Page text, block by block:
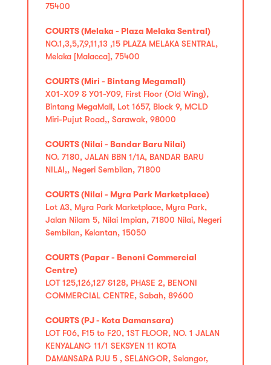
75400
COURTS (Melaka - Plaza Melaka Sentral)
NO.1,3,5,7,9,11,13 ,15 PLAZA MELAKA SENTRAL,
Melaka [Malacca], 75400
COURTS (Miri - Bintang Megamall)
X01-X09 & Y01-Y09, First Floor (Old Wing),
Bintang MegaMall, Lot 1657, Block 9, MCLD
Miri-Pujut Road,, Sarawak, 98000
COURTS (Nilai - Bandar Baru Nilai)
NO. 7180, JALAN BBN 1/1A, BANDAR BARU
NILAI,, Negeri Sembilan, 71800
COURTS (Nilai - Myra Park Marketplace)
Lot A3, Myra Park Marketplace, Myra Park,
Jalan Nilam 5, Nilai Impian, 71800 Nilai, Negeri
Sembilan, Kelantan, 15050
COURTS (Papar - Benoni Commercial
Centre)
LOT 125,126,127 &128, PHASE 2, BENONI
COMMERCIAL CENTRE, Sabah, 89600
COURTS (PJ - Kota Damansara)
LOT F06, F15 to F20, 1ST FLOOR, NO. 1 JALAN
KENYALANG 11/1 SEKSYEN 11 KOTA
DAMANSARA PJU 5 , SELANGOR, Selangor,